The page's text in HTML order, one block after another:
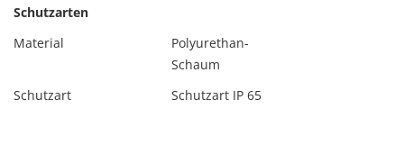
Schutzarten
Material
Polyurethan-
Schaum
Schutzart
Schutzart IP 65